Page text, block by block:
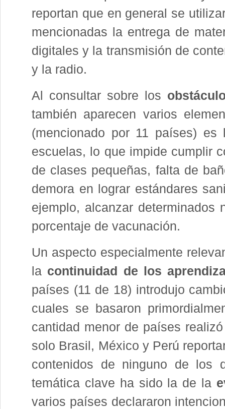
reportan que en general se
mencionadas la entrega de
digitales y la transmisión de
y la radio.
Al consultar sobre los
también aparecen varios
(mencionado por 11 países)
escuelas, lo que impide cumplir
de clases pequeñas, falta de
demora en lograr estándares
ejemplo, alcanzar
porcentaje de vacunación.
Un aspecto especialmente
la continuidad de los
países (11 de 18) introdujo
cuales se basaron
cantidad menor de países
solo Brasil, México y Perú
contenidos de ninguno de los
temática clave ha sido la de la
varios países declararon